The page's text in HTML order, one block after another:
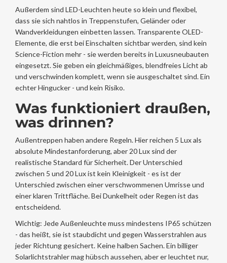
Außerdem sind LED-Leuchten heute so klein und flexibel,
dass sie sich nahtlos in Treppenstufen, Geländer oder
Wandverkleidungen einbetten lassen. Transparente OLED-
Elemente, die erst bei Einschalten sichtbar werden, sind kein
Science-Fiction mehr - sie werden bereits in Luxusneubauten
eingesetzt. Sie geben ein gleichmäßiges, blendfreies Licht ab
und verschwinden komplett, wenn sie ausgeschaltet sind. Ein
echter Hingucker - und kein Risiko.
Was funktioniert draußen,
was drinnen?
Außentreppen haben andere Regeln. Hier reichen 5 Lux als
absolute Mindestanforderung, aber 20 Lux sind der
realistische Standard für Sicherheit. Der Unterschied
zwischen 5 und 20 Lux ist kein Kleinigkeit - es ist der
Unterschied zwischen einer verschwommenen Umrisse und
einer klaren Trittfläche. Bei Dunkelheit oder Regen ist das
entscheidend.
Wichtig: Jede Außenleuchte muss mindestens IP65 schützen
- das heißt, sie ist staubdicht und gegen Wasserstrahlen aus
jeder Richtung gesichert. Keine halben Sachen. Ein billiger
Solarlichtstrahler mag hübsch aussehen, aber er leuchtet nur,